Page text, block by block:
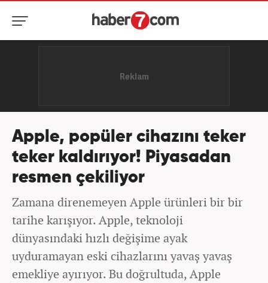
Apple, popüler cihazını teker
teker kaldırıyor! Piyasadan
resmen çekiliyor
Zamana direnemeyen Apple ürünleri bir bir
tarihe karışıyor. Apple, teknoloji
dünyasındaki hızlı değişime ayak
uyduramayan eski cihazlarını yavaş yavaş
emekliye ayırıyor. Bu doğrultuda, Apple